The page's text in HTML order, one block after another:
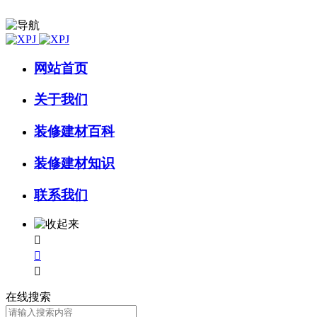
网站首页
关于我们
装修建材百科
装修建材知识
联系我们



在线搜索